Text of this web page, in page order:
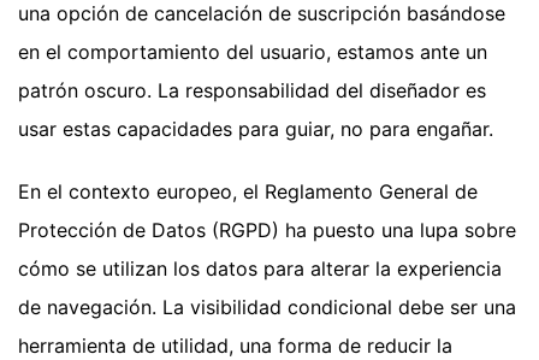
una opción de cancelación de suscripción basándose
en el comportamiento del usuario, estamos ante un
patrón oscuro. La responsabilidad del diseñador es
usar estas capacidades para guiar, no para engañar.
En el contexto europeo, el Reglamento General de
Protección de Datos (RGPD) ha puesto una lupa sobre
cómo se utilizan los datos para alterar la experiencia
de navegación. La visibilidad condicional debe ser una
herramienta de utilidad, una forma de reducir la